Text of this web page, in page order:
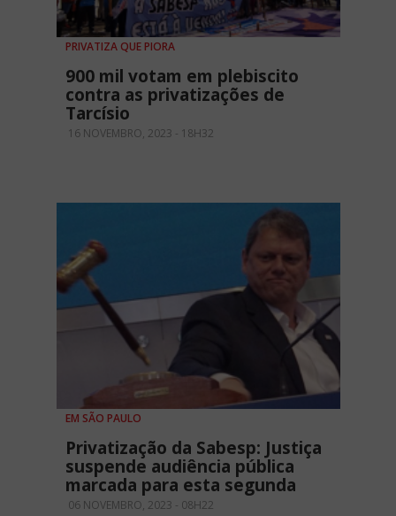
PRIVATIZA QUE PIORA
900 mil votam em plebiscito
contra as privatizações de
Tarcísio
16 NOVEMBRO, 2023 - 18H32
EM SÃO PAULO
Privatização da Sabesp: Justiça
suspende audiência pública
marcada para esta segunda
06 NOVEMBRO, 2023 - 08H22